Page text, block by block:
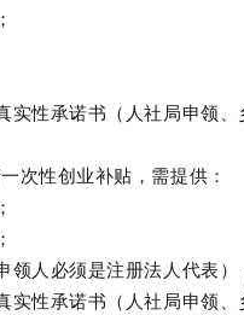
性承诺书（人社局申领、
次性创业补贴，需提供：
人必须是注册法人代表）
性承诺书（人社局申领、